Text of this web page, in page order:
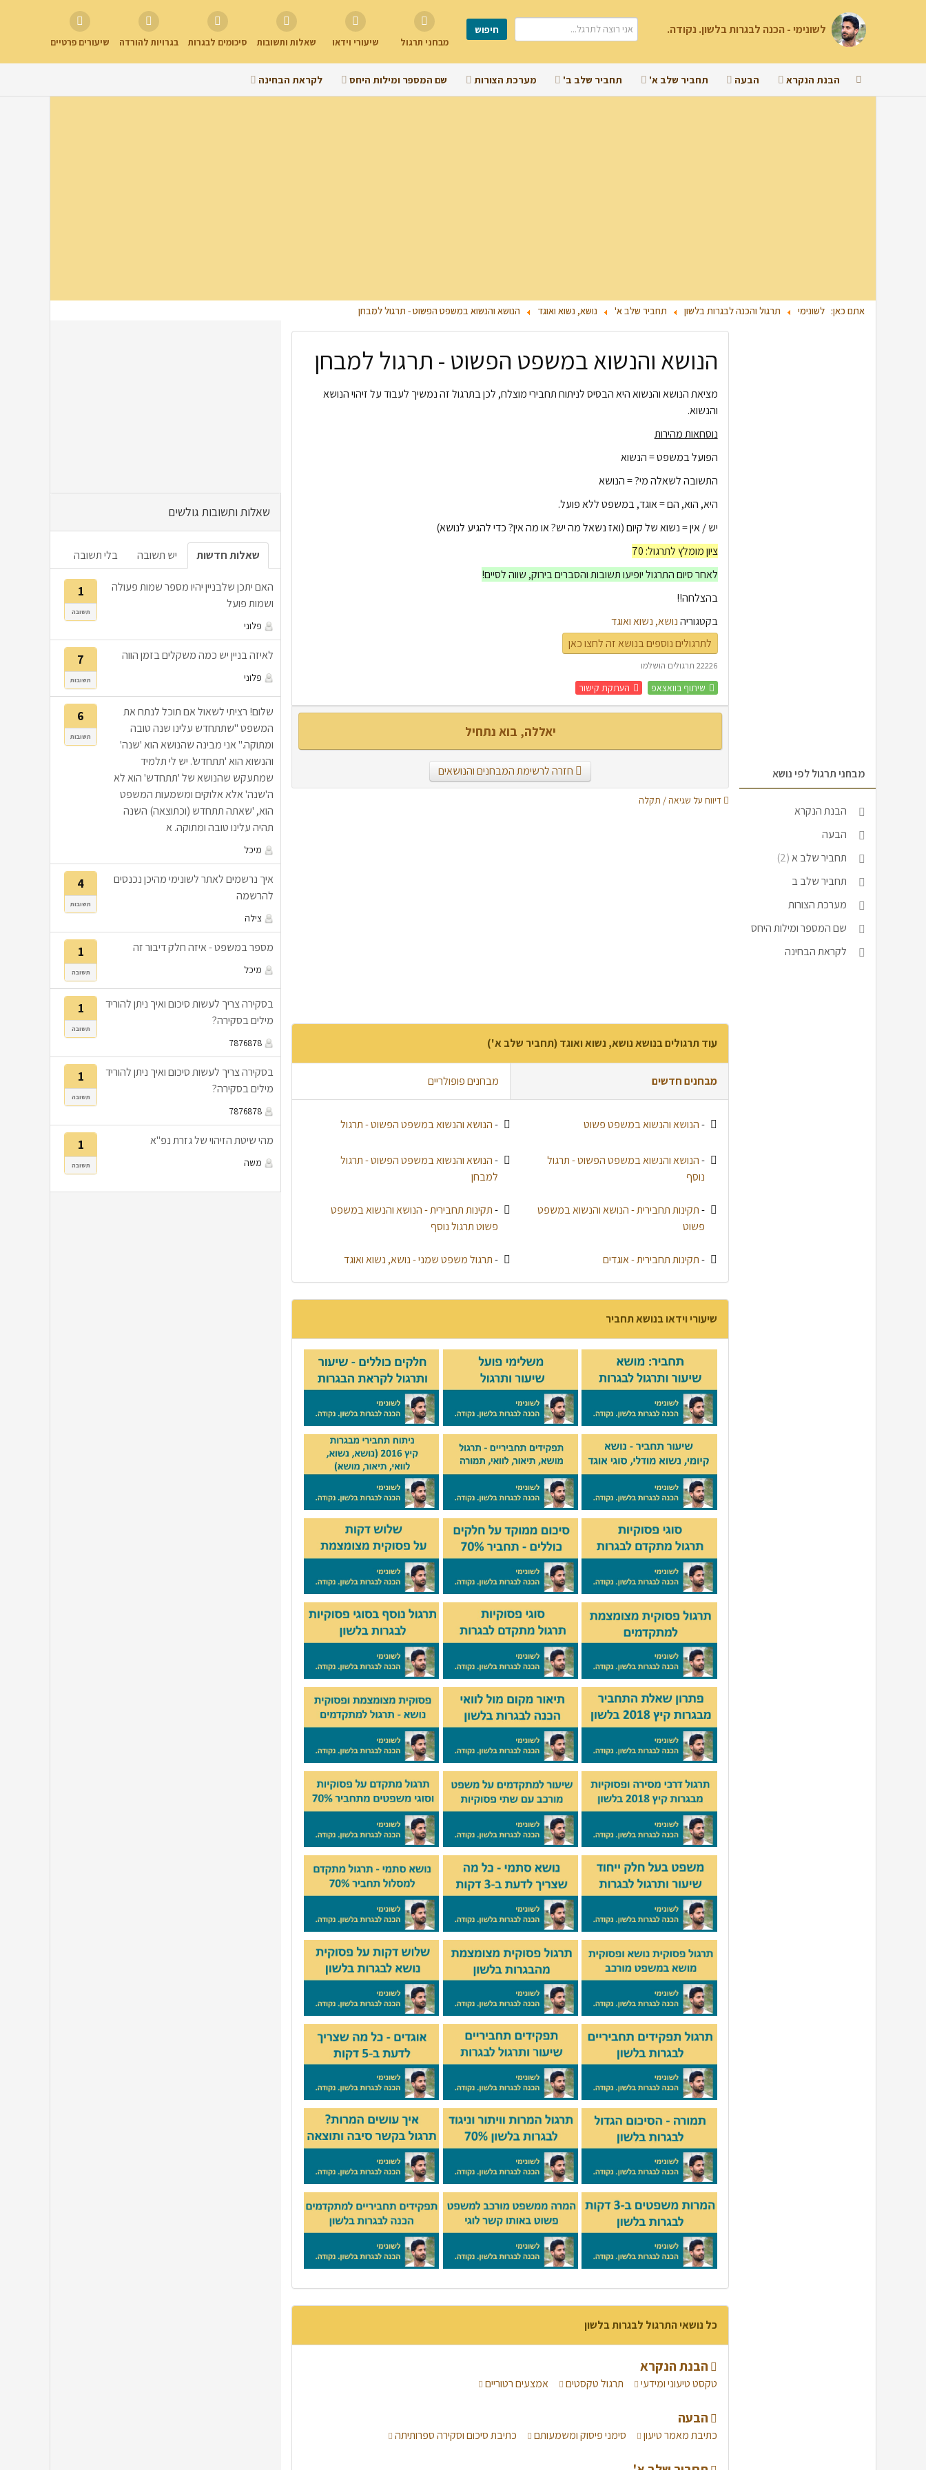
לשונימי - הכנה לבגרות בלשון. נקודה.
מבחני תרגול שיעורי וידאו שאלות ותשובות סיכומים לבגרות בגרויות להורדה שיעורים פרטיים
הבנת הנקרא הבעה תחביר שלב א' תחביר שלב ב' מערכת הצורות שם המספר ומילות היחס לקראת הבחינה
אתם כאן: לשונימי תרגול והכנה לבגרות בלשון תחביר שלב א' נושא, נשוא ואוגד הנושא והנשוא במשפט הפשוט - תרגול למבחן
מבחני תרגול לפי נושא
הבנת הנקרא
הבעה
תחביר שלב א(2)
תחביר שלב ב
מערכת הצורות
שם המספר ומילות היחס
לקראת הבחינה
הנושא והנשוא במשפט הפשוט - תרגול למבחן
מציאת הנושא והנשוא היא הבסיס לניתוח תחבירי מוצלח, לכן בתרגול זה נמשיך לעבוד על זיהוי הנושא
והנשוא.
נוסחאות מהירות
הפועל במשפט = הנשוא
התשובה לשאלה מי? = הנושא
היא, הוא, הם = אוגד, במשפט ללא פועל.
יש / אין = נשוא של קיום (ואז נשאל מה יש? או מה אין? כדי להגיע לנושא)
ציון מומלץ לתרגול: 70
לאחר סיום התרגול יופיעו תשובות והסברים בירוק, שווה לסיים!
בהצלחה!!
בקטגוריהנושא, נשוא ואוגד
לתרגולים נוספים בנושא זה לחצו כאן
22226 תרגולים הושלמו
שיתוף בוואצאפ העתקת קישור
יאללה, בוא נתחיל
חזרה לרשימת המבחנים והנושאים
דיווח על שגיאה / תקלה
עוד תרגולים בנושא נושא, נשוא ואוגד (תחביר שלב א')
מבחנים חדשים מבחנים פופולריים
-הנושא והנשוא במשפט פשוט -הנושא והנשוא במשפט הפשוט - תרגול
-הנושא והנשוא במשפט הפשוט - תרגול
נוסף
-הנושא והנשוא במשפט הפשוט - תרגול
למבחן
-תקינות תחבירית - הנושא והנשוא במשפט
פשוט
-תקינות תחבירית - הנושא והנשוא במשפט
פשוט תרגול נוסף
-תקינות תחבירית - אוגדים -תרגול משפט שמני - נושא, נשוא ואוגד
שיעורי וידאו בנושא תחביר
כל נושאי התרגול לבגרות בלשון
הבנת הנקרא
טקסט טיעוני ומידעי תרגול טקסטים אמצעים רטוריים
הבעה
כתיבת מאמר טיעון סימני פיסוק ומשמעותם כתיבת סיכום וסקירה ספרותיתה
שאלות ותשובות גולשים
שאלות חדשות יש תשובה בלי תשובה
1
תשובה
האם יתכן שלבניין יהיו מספר שמות פעולה
ושמות פועל
פלוני
7
תשובות
לאיזה בניין יש כמה משקלים בזמן הווה
פלוני
6
תשובות
שלום! רציתי לשאול אם תוכל לנתח את
המשפט "שתתחדש עלינו שנה טובה
ומתוקה." אני מבינה שהנושא הוא 'שנה'
והנשוא הוא 'תתחדש'. יש לי תלמיד
שמתעקש שהנושא של 'תתחדש' הוא לא
ה'שנה' אלא אלוקים ומשמעות המשפט
הוא, 'שאתה תתחדש (וכתוצאה) השנה
תהיה עלינו טובה ומתוקה. א
מיכל
4
תשובות
איך נרשמים לאתר לשונימי מהיכן נכנסים
להרשמה
צילה
1
תשובה
מספר במשפט - איזה חלק דיבור זה
מיכל
1
תשובה
בסקירה צריך לעשות סיכום ואיך ניתן להוריד
מילים בסקירה?
7876878
1
תשובה
בסקירה צריך לעשות סיכום ואיך ניתן להוריד
מילים בסקירה?
7876878
1
תשובה
מהי שיטת הזיהוי של גזרת נפ"א
משה